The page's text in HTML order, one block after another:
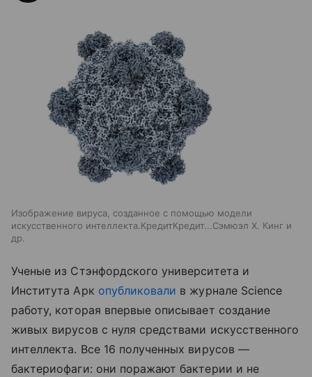
Изображение вируса, созданное с помощью модели
искусственного интеллекта.КредитКредит...Сэмюэл Х. Кинг и
др.
Ученые из Стэнфордского университета и
Института Арк опубликовали в журнале Science
работу, которая впервые описывает создание
живых вирусов с нуля средствами искусственного
интеллекта. Все 16 полученных вирусов —
бактериофаги: они поражают бактерии и не